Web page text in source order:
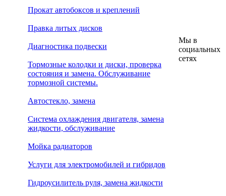
Прокат автобоксов и креплений
Правка литых дисков
Диагностика подвески
Тормозные колодки и диски, проверка
состояния и замена. Обслуживание
тормозной системы.
Автостекло, замена
Система охлаждения двигателя, замена
жидкости, обслуживание
Мойка радиаторов
Услуги для электромобилей и гибридов
Гидроусилитель руля, замена жидкости
Мы в
социальных
сетях